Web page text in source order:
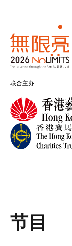
联合主办
节目